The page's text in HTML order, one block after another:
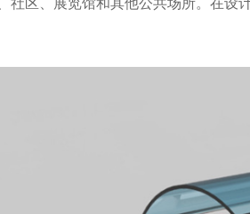
社区、展览馆和其他公共场所。在设